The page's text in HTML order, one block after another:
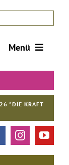
Menü
"DIE KRAFT